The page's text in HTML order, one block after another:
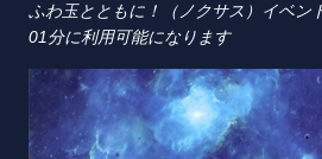
ふわ玉とともに！（ノクサス）イベン
01分に利用可能になります